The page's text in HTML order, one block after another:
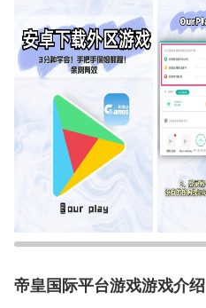
帝皇国际平台游戏游戏介绍